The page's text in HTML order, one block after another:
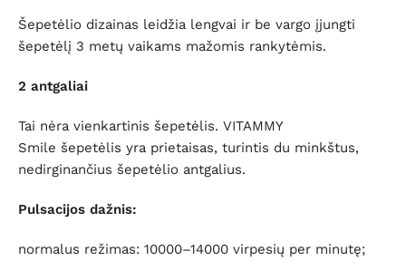
Šepetėlio dizainas leidžia lengvai ir be vargo įjungti
šepetėlį 3 metų vaikams mažomis rankytėmis.
2 antgaliai
Tai nėra vienkartinis šepetėlis. VITAMMY
Smile šepetėlis yra prietaisas, turintis du minkštus,
nedirginančius šepetėlio antgalius.
Pulsacijos dažnis:
normalus režimas: 10000–14000 virpesių per minutę;